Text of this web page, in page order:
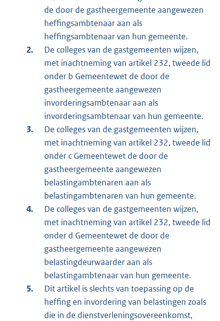
de door de gastheergemeente aangewezen
heffingsambtenaar aan als
heffingsambtenaar van hun gemeente.
De colleges van de gastgemeenten wijzen,
met inachtneming van artikel 232, tweede lid
onder b Gemeentewet de door de
gastheergemeente aangewezen
invorderingsambtenaar aan als
invorderingsambtenaar van hun gemeente.
De colleges van de gastgemeenten wijzen,
met inachtneming van artikel 232, tweede lid
onder c Gemeentewet de door de
gastheergemeente aangewezen
belastingambtenaren aan als
belastingambtenaren van hun gemeente.
De colleges van de gastgemeenten wijzen,
met inachtneming van artikel 232, tweede lid
onder d Gemeentewet de door de
gastheergemeente aangewezen
belastingdeurwaarder aan als
belastingambtenaar van hun gemeente.
Dit artikel is slechts van toepassing op de
heffing en invordering van belastingen zoals
die in de dienstverleningsovereenkomst,